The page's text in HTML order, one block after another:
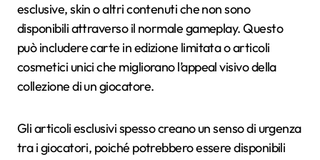
esclusive, skin o altri contenuti che non sono
disponibili attraverso il normale gameplay. Questo
può includere carte in edizione limitata o articoli
cosmetici unici che migliorano l’appeal visivo della
collezione di un giocatore.
Gli articoli esclusivi spesso creano un senso di urgenza
tra i giocatori, poiché potrebbero essere disponibili